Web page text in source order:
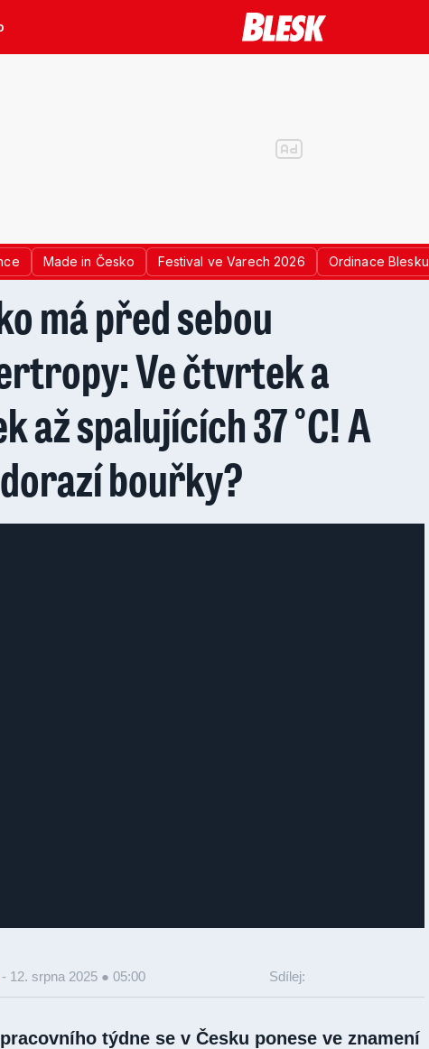
Made in Česko Festival ve Varech 2026 Ordinace Blesku
má před sebou
Ve čtvrtek a
až spalujících 37 °C! A
bouřky?
- 12. srpna 2025 ● 05:00 Sdílej:
týdne se v Česku ponese ve znamení